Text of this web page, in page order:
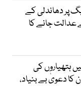
پر دھاندلی کے
عدالت جانے کا
ہتھیاروں کی
کا دعویٰ بے بنیاد،